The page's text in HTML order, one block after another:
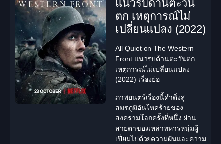
แนวรบด้านตะวัน
ตก เหตุการณ์ไม่
เปลี่ยนแปลง (2022)
All Quiet on The Western
Front แนวรบด้านตะวันตก
เหตุการณ์ไม่เปลี่ยนแปลง
(2022) เรื่องย่อ
ภาพยนตร์เรื่องนี้ดำดิ่งสู่
สมรภูมิอันโหดร้ายของ
สงครามโลกครั้งที่หนึ่ง ผ่าน
สายตาของเหล่าทหารหนุ่มผู้
เปี่ยมไปด้วยความฝันและความ